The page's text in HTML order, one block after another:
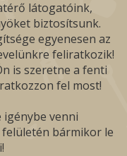
látogatóink,
biztosítsunk.
egyenesen az
feliratkozik!
is szeretne a fenti
fel most!
igénybe venni
bármikor le